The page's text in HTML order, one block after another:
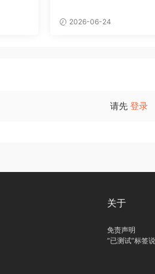
2026-06-24
请先 登录
关于
免责声明
“已测试”标签